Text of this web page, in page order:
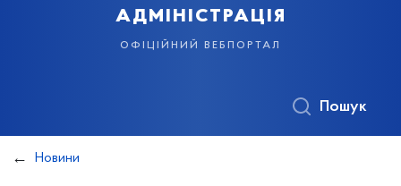
адміністрація
офіційний вебпортал
Пошук
Новини